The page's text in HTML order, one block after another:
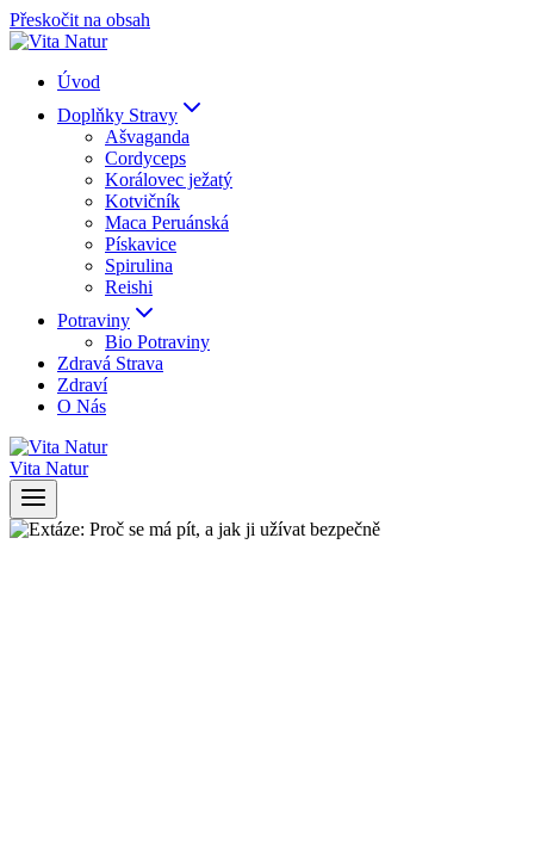
Přeskočit na obsah
Úvod
Doplňky Stravy
Ašvaganda
Cordyceps
Korálovec ježatý
Kotvičník
Maca Peruánská
Pískavice
Spirulina
Reishi
Potraviny
Bio Potraviny
Zdravá Strava
Zdraví
O Nás
Vita Natur